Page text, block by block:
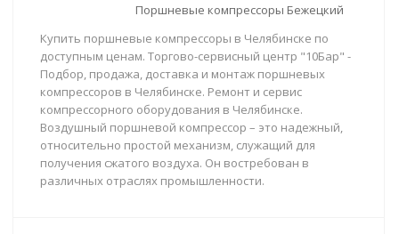
Поршневые компрессоры Бежецкий
Купить поршневые компрессоры в Челябинске по
доступным ценам. Торгово-сервисный центр "10Бар" -
Подбор, продажа, доставка и монтаж поршневых
компрессоров в Челябинске. Ремонт и сервис
компрессорного оборудования в Челябинске.
Воздушный поршневой компрессор – это надежный,
относительно простой механизм, служащий для
получения сжатого воздуха. Он востребован в
различных отраслях промышленности.